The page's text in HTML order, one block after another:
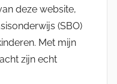
deze website,
(SBO)
Met mijn
zijn echt